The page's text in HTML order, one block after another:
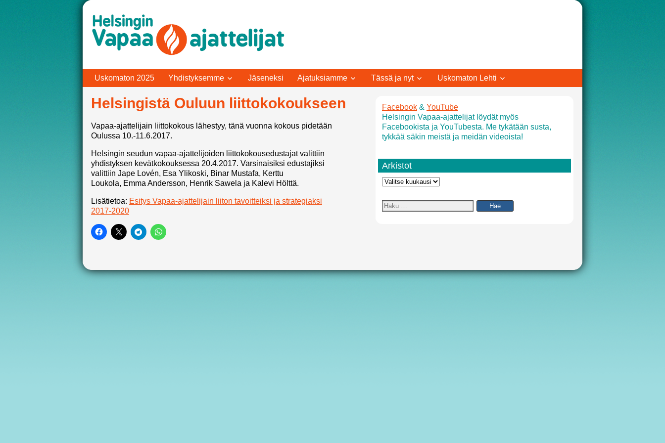
Uskomaton 2025 Yhdistyksemme Jäseneksi Ajatuksiamme Tässä ja nyt Uskomaton Lehti
Helsingistä Ouluun liittokokoukseen
Vapaa-ajattelijain liittokokous lähestyy, tänä vuonna kokous pidetään
Oulussa 10.-11.6.2017.
Helsingin seudun vapaa-ajattelijoiden liittokokousedustajat valittiin
yhdistyksen kevätkokouksessa 20.4.2017. Varsinaisiksi edustajiksi
valittiin Jape Lovén, Esa Ylikoski, Binar Mustafa, Kerttu
Loukola, Emma Andersson, Henrik Sawela ja Kalevi Hölttä.
Lisätietoa: Esitys Vapaa-ajattelijain liiton tavoitteiksi ja strategiaksi
2017-2020
Facebook & YouTube
Helsingin Vapaa-ajattelijat löydät myös
Facebookista ja YouTubesta. Me tykätään susta,
tykkää säkin meistä ja meidän videoista!
Arkistot